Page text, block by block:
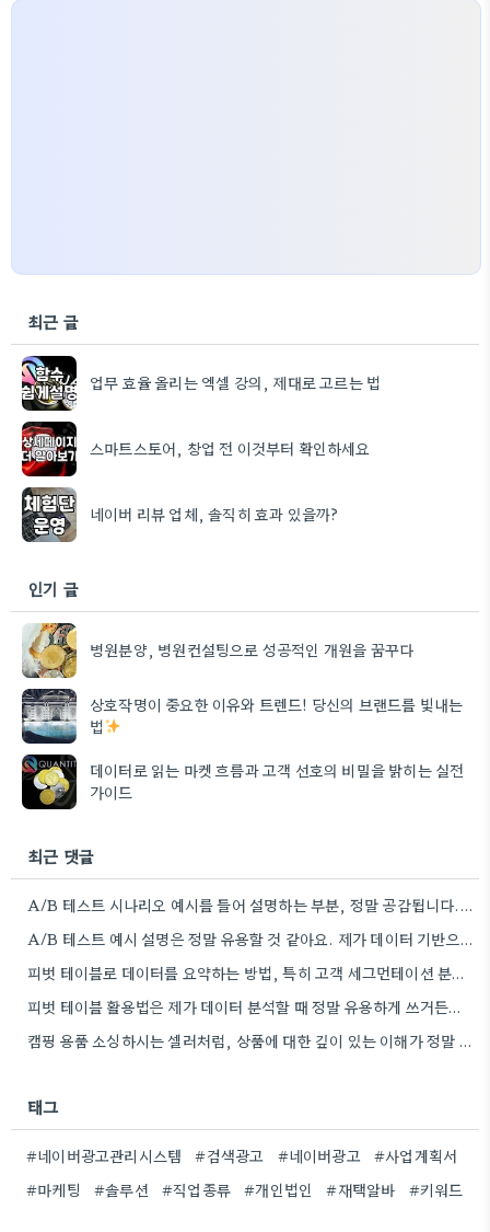
최근 글
업무 효율 올리는 엑셀 강의, 제대로 고르는 법
스마트스토어, 창업 전 이것부터 확인하세요
네이버 리뷰 업체, 솔직히 효과 있을까?
인기 글
병원분양, 병원컨설팅으로 성공적인 개원을 꿈꾸다
상호작명이 중요한 이유와 트렌드! 당신의 브랜드를 빛내는
법
데이터로 읽는 마켓 흐름과 고객 선호의 비밀을 밝히는 실전
가이드
최근 댓글
A/B 테스트 시나리오 예시를 들어 설명하는 부분, 정말 공감됩니다. 제가 엑셀 활용 강의를 찾아볼 때도…
A/B 테스트 예시 설명은 정말 유용할 것 같아요. 제가 데이터 기반으로 캠페인 전략을 짜는 게…
피벗 테이블로 데이터를 요약하는 방법, 특히 고객 세그먼테이션 분석할 때 꼼꼼히 익히는 게 중요하네요. 실제로…
피벗 테이블 활용법은 제가 데이터 분석할 때 정말 유용하게 쓰거든요. 특히 다양한 조건으로 데이터를 쪼개서…
캠핑 용품 소싱하시는 셀러처럼, 상품에 대한 깊이 있는 이해가 정말 중요하겠네요. 저는 캠핑 관련 영상…
태그
#네이버광고관리시스템 #검색광고 #네이버광고
#사업계획서
#마케팅
#솔루션 #직업종류 #개인법인 #재택알바 #키워드